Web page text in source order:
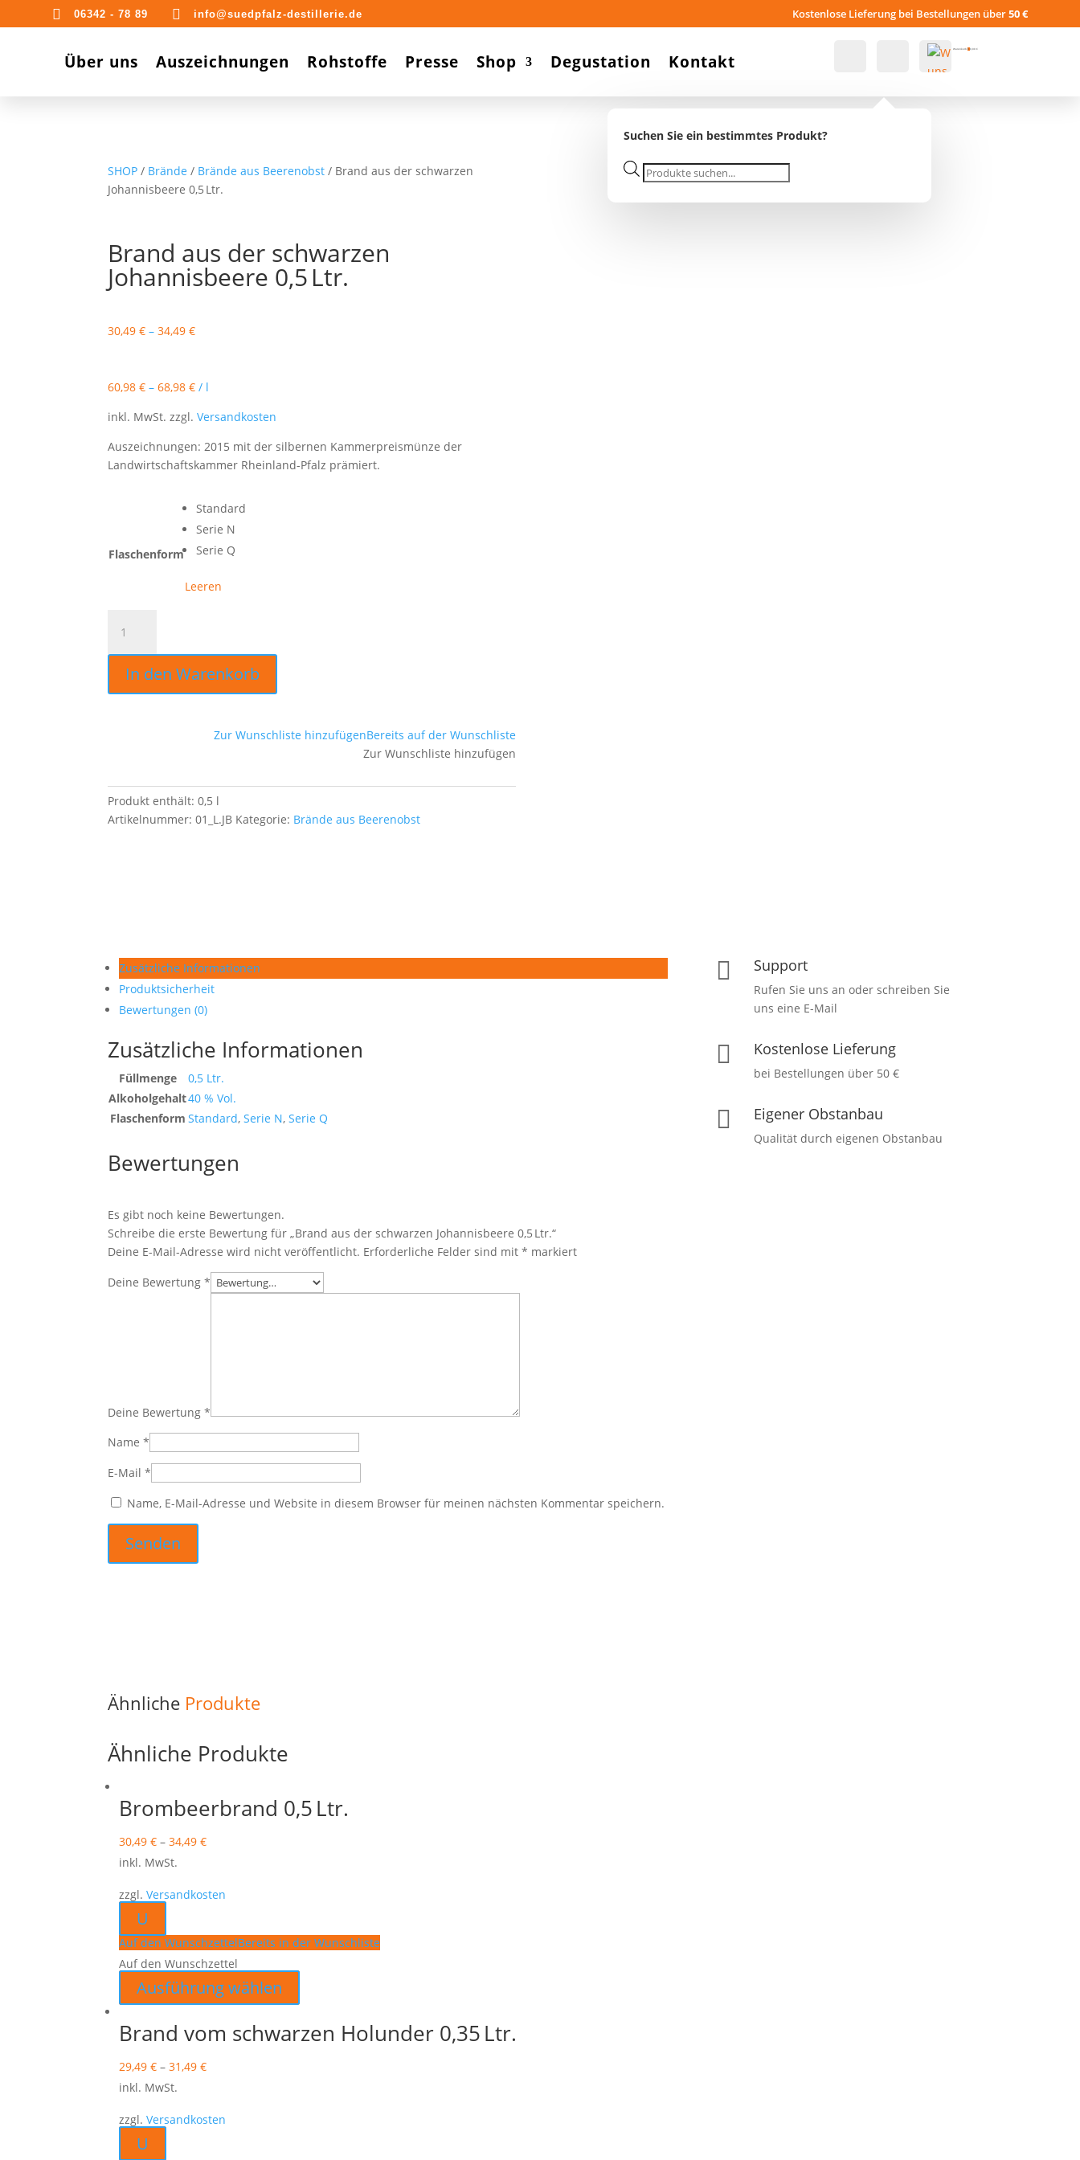
 06342 - 78 89  info@suedpfalz-destillerie.de Kostenlose Lieferung bei Bestellungen über50 €
Über uns Auszeichnungen Rohstoffe Presse Shop Degustation Kontakt Suche Warenkorb 0 0,00 €
Suchen Sie ein bestimmtes Produkt?
Products
search
SHOP / Brände / Brände aus Beerenobst / Brand aus der schwarzen
Johannisbeere 0,5 Ltr.
Brand aus der schwarzen
Johannisbeere 0,5 Ltr.
30,49€ –34,49€
60,98€ –68,98€ / l
inkl. MwSt. zzgl.Versandkosten
Auszeichnungen: 2015 mit der silbernen Kammerpreismünze der
Landwirtschaftskammer Rheinland-Pfalz prämiert.
Flaschenform
Standard
Serie N
Serie Q
Leeren
aus
der
schwarzen
Johannisbeere
In den Warenkorb
Zur Wunschliste hinzufügenBereits auf der Wunschliste
Zur Wunschliste hinzufügen
Produkt enthält: 0,5 l
Artikelnummer:01_L.JB Kategorie: Brände aus Beerenobst
Zusätzliche Informationen
Produktsicherheit
Bewertungen (0)
Zusätzliche Informationen
Füllmenge
0,5 Ltr.
Alkoholgehalt40 % Vol.
Flaschenform Standard,Serie N,Serie Q
Bewertungen
Es gibt noch keine Bewertungen.
Schreibe die erste Bewertung für „Brand aus der schwarzen Johannisbeere 0,5 Ltr.“
Deine E-Mail-Adresse wird nicht veröffentlicht. Erforderliche Felder sind mit* markiert
Deine Bewertung*
Deine Bewertung*
Name*
E-Mail*
Name, E-Mail-Adresse und Website in diesem Browser für meinen nächsten Kommentar speichern.
 Support
Rufen Sie uns an oder schreiben Sie
uns eine E-Mail
 Kostenlose Lieferung
bei Bestellungen über 50 €
 Eigener Obstanbau
Qualität durch eigenen Obstanbau
Ähnliche Produkte
Ähnliche Produkte
Brombeerbrand 0,5 Ltr.
30,49€ –34,49€
inkl. MwSt.
zzgl.Versandkosten
U
Auf den WunschzettelBereits in der Wunschliste
Auf den Wunschzettel
Ausführung wählen
Produkt
Brand vom schwarzen Holunder 0,35 Ltr.
29,49€ –31,49€
inkl. MwSt.
zzgl.Versandkosten
U